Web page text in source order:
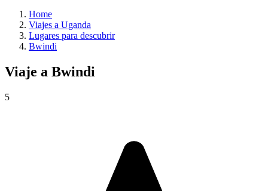
Home
Viajes a Uganda
Lugares para descubrir
Bwindi
Viaje a Bwindi
5